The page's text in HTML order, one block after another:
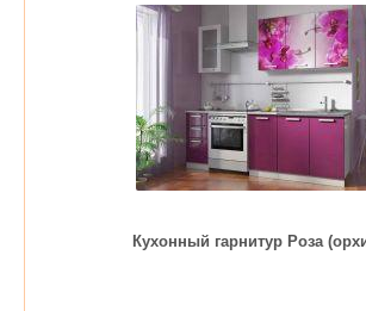
Кухонный гарнитур Роза